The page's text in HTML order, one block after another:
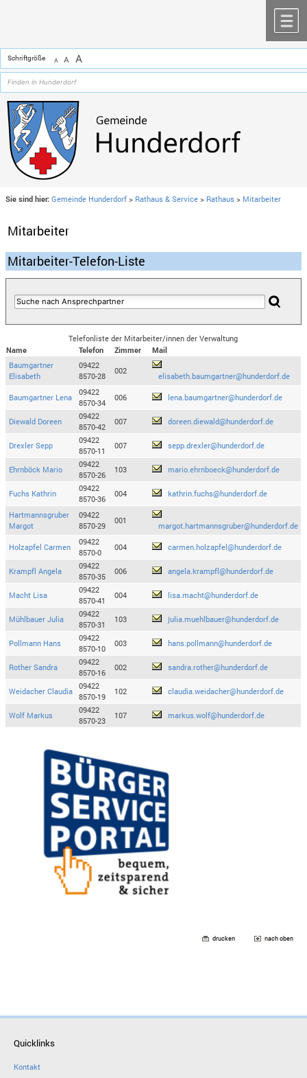
Schriftgröße A A A
Sie sind hier: Gemeinde Hunderdorf > Rathaus & Service > Rathaus > Mitarbeiter
Mitarbeiter
Mitarbeiter-Telefon-Liste
Telefonliste der Mitarbeiter/innen der Verwaltung
Name
Telefon Zimmer
Mail
Baumgartner
Elisabeth
09422
8570-28
002
elisabeth.baumgartner@hunderdorf.de
Baumgartner Lena
09422
8570-34
006 lena.baumgartner@hunderdorf.de
Diewald Doreen
09422
8570-42
007 doreen.diewald@hunderdorf.de
Drexler Sepp
09422
8570-11
007 sepp.drexler@hunderdorf.de
Ehrnböck Mario
09422
8570-26
103 mario.ehrnboeck@hunderdorf.de
Fuchs Kathrin
09422
8570-36
004 kathrin.fuchs@hunderdorf.de
Hartmannsgruber
Margot
09422
8570-29
001
margot.hartmannsgruber@hunderdorf.de
Holzapfel Carmen
09422
8570-0
004 carmen.holzapfel@hunderdorf.de
Krampfl Angela
09422
8570-35
006 angela.krampfl@hunderdorf.de
Macht Lisa
09422
8570-41
004 lisa.macht@hunderdorf.de
Mühlbauer Julia
09422
8570-31
103 julia.muehlbauer@hunderdorf.de
Pollmann Hans
09422
8570-10
003 hans.pollmann@hunderdorf.de
Rother Sandra
09422
8570-16
002 sandra.rother@hunderdorf.de
Weidacher Claudia
09422
8570-19
102 claudia.weidacher@hunderdorf.de
Wolf Markus
09422
8570-23
107 markus.wolf@hunderdorf.de
drucken nach oben
Quicklinks
Kontakt